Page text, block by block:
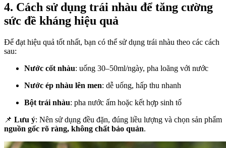
4. Cách sử dụng trái nhàu để tăng cường
sức đề kháng hiệu quả
Để đạt hiệu quả tốt nhất, bạn có thể sử dụng trái nhàu theo các cách
sau:
Nước cốt nhàu: uống 30–50ml/ngày, pha loãng với nước
Nước ép nhàu lên men: dễ uống, hấp thu nhanh
Bột trái nhàu: pha nước ấm hoặc kết hợp sinh tố
📌 Lưu ý: Nên sử dụng đều đặn, đúng liều lượng và chọn sản phẩm
nguồn gốc rõ ràng, không chất bảo quản.